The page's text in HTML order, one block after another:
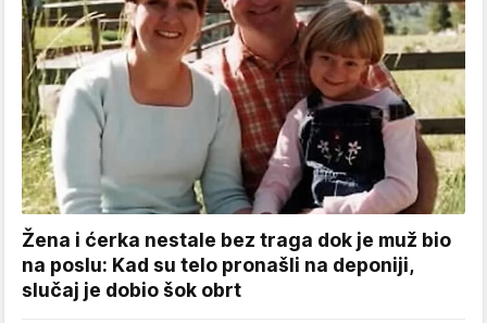
Žena i ćerka nestale bez traga dok je muž bio
na poslu: Kad su telo pronašli na deponiji,
slučaj je dobio šok obrt